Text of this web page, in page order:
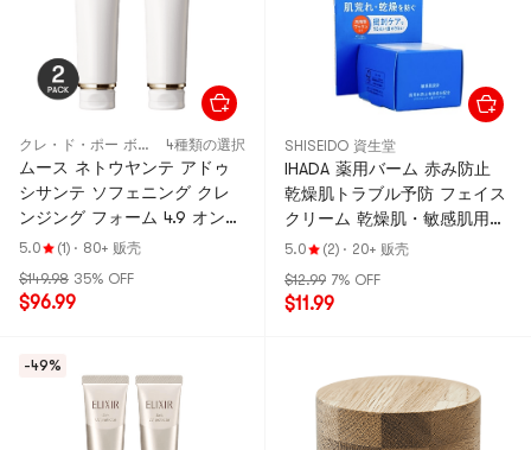
クレ・ド・ポー ボーテ 4種類の選択
ムース ネトウヤンテ アドゥ
シサンテ ソフェニング クレ
ンジング フォーム 4.9 オンス
*2 【お徳用】
5.0 (1) · 80+ 贩壳
$149.98 35% OFF
$96.99
SHISEIDO 資生堂
IHADA 薬用バーム 赤み防止
乾燥肌トラブル予防 フェイス
クリーム 乾燥肌・敏感肌用
0.71オンス @COSME賞受賞
5.0 (2) · 20+ 贩壳
$12.99 7% OFF
$11.99
-49%